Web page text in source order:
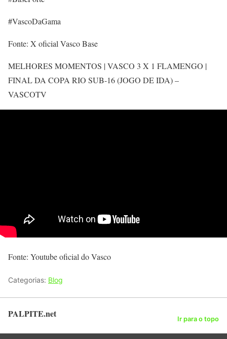
#VascoDaGama
Fonte: X oficial Vasco Base
MELHORES MOMENTOS | VASCO 3 X 1 FLAMENGO |
FINAL DA COPA RIO SUB-16 (JOGO DE IDA) –
VASCOTV
Fonte: Youtube oficial do Vasco
Categorias: Blog
PALPITE.net Ir para o topo